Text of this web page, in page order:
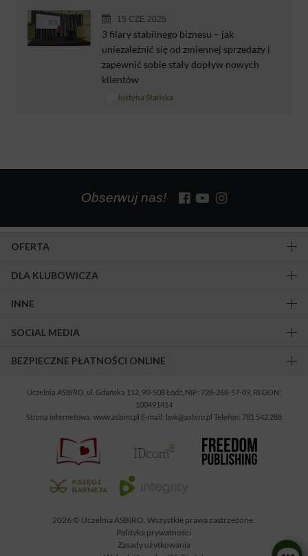
15 CZE 2025
3 filary stabilnego biznesu – jak
uniezależnić się od zmiennej sprzedaży i
zapewnić sobie stały dopływ nowych
klientów
Justyna Stańska
Obserwuj nas!
OFERTA
DLA KLUBOWICZA
INNE
SOCIAL MEDIA
BEZPIECZNE PŁATNOŚCI ONLINE
Uczelnia ASBiRO, ul. Gdańska 112, 90-508 Łódź, NIP: 728-268-57-09, REGON:
100491414
Strona internetowa: www.asbiro.pl E-mail: bok@asbiro.pl Telefon: 781 542 288
2026 © Uczelnia ASBiRO. Wszystkie prawa zastrzeżone.
Polityka prywatności
Zasady użytkowania